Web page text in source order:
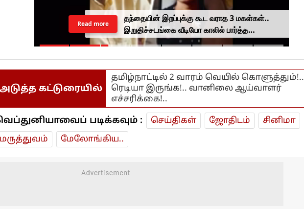
தந்தையின் இறப்புக்கு கூட வராத 3 மகள்கள்..
இறுதிச்சடங்கை வீடியோ காலில் பார்த்த
கொடுமை.. மனிதம் மரத்துவிட்டதா?
Read more
அடுத்த கட்டுரையில்
தமிழ்நாட்டில் 2 வாரம் வெயில் கொளுத்தும்!..
ரெடியா இருங்க!.. வானிலை ஆய்வாளர்
எச்சரிக்கை!..
படிக்கவும் : செய்திகள் ஜோ‌திட‌ம்
சினிமா
மரு‌த்துவ‌ம்
மேலோங்கிய..